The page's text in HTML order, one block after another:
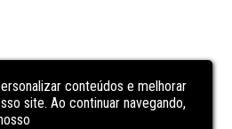
conteúdos e melhorar
site. Ao continuar navegando,